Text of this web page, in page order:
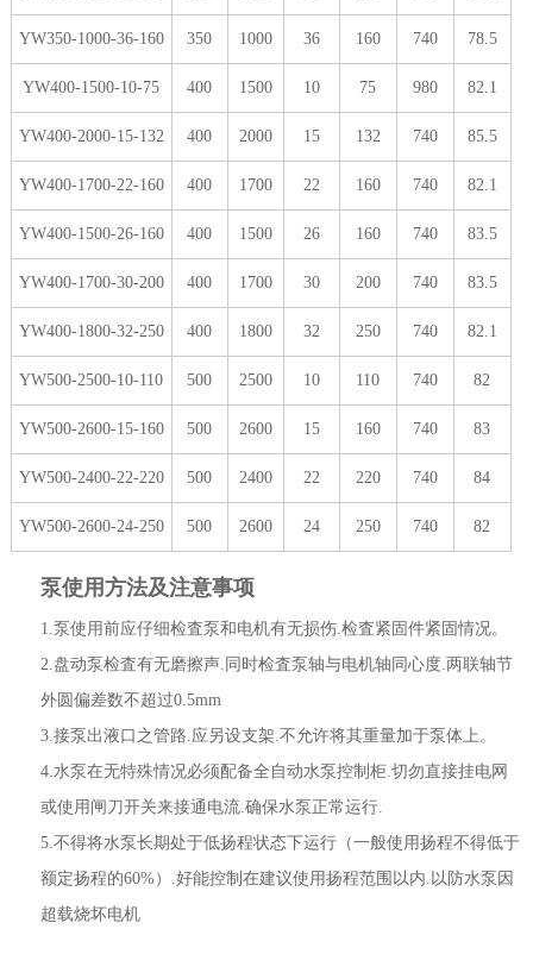
YW350-1000-36-160 350 1000 36 160 740 78.5
YW400-1500-10-75 400 1500 10 75 980 82.1
YW400-2000-15-132 400 2000 15 132 740 85.5
YW400-1700-22-160 400 1700 22 160 740 82.1
YW400-1500-26-160 400 1500 26 160 740 83.5
YW400-1700-30-200 400 1700 30 200 740 83.5
YW400-1800-32-250 400 1800 32 250 740 82.1
YW500-2500-10-110 500 2500 10 110 740 82
YW500-2600-15-160 500 2600 15 160 740 83
YW500-2400-22-220 500 2400 22 220 740 84
YW500-2600-24-250 500 2600 24 250 740 82
泵使用方法及注意事项
1.泵使用前应仔细检査泵和电机有无损伤.检査紧固件紧固情况。
2.盘动泵检査有无磨擦声.同时检査泵轴与电机轴同心度.两联轴节
外圆偏差数不超过0.5mm
3.接泵出液口之管路.应另设支架.不允许将其重量加于泵体上。
4.水泵在无特殊情况必须配备全自动水泵控制柜.切勿直接挂电网
或使用闸刀开关来接通电流.确保水泵正常运行.
5.不得将水泵长期处于低扬程状态下运行（一般使用扬程不得低于
额定扬程的60%）.好能控制在建议使用扬程范围以内.以防水泵因
超载烧坏电机